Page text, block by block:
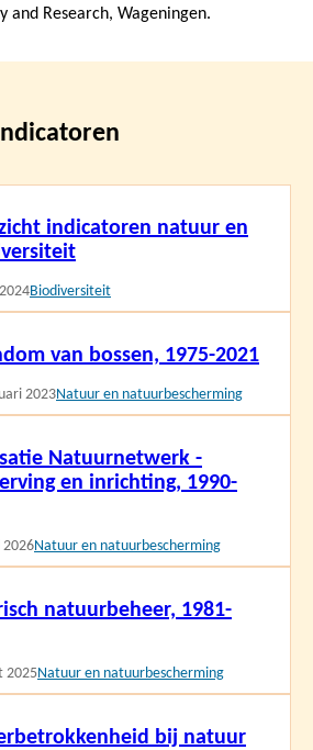
and Research, Wageningen.
indicatoren natuur en
Biodiversiteit
van bossen, 1975-2021
2023Natuur en natuurbescherming
Natuurnetwerk -
en inrichting, 1990-
2026Natuur en natuurbescherming
natuurbeheer, 1981-
2025Natuur en natuurbescherming
bij natuur